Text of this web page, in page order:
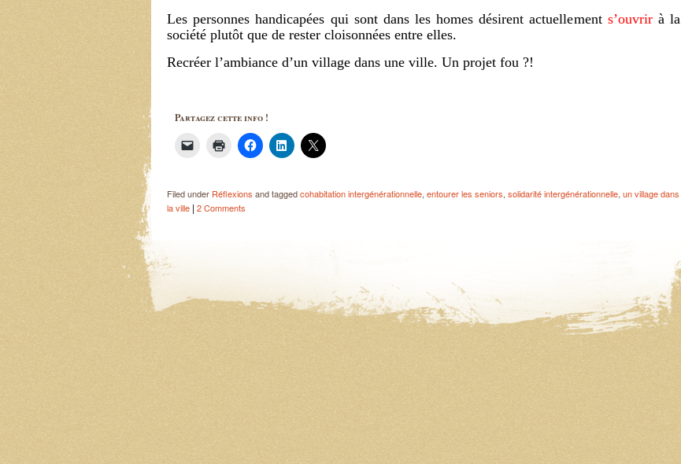
Les personnes handicapées qui sont dans les homes désirent actuellement s’ouvrirà la
société plutôt que de rester cloisonnées entre elles.
Recréer l’ambiance d’un village dans une ville. Un projet fou ?!
Partagez cette info !
Filed under Réflexions and taggedcohabitation intergénérationnelle, entourer les seniors, solidarité intergénérationnelle, un village dans
la ville | 2 Comments